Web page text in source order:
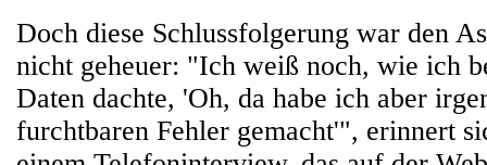
Doch diese Schlussfolgerung war den
nicht geheuer: "Ich weiß noch, wie ich
Daten dachte, 'Oh, da habe ich aber
furchtbaren Fehler gemacht'", erinnert